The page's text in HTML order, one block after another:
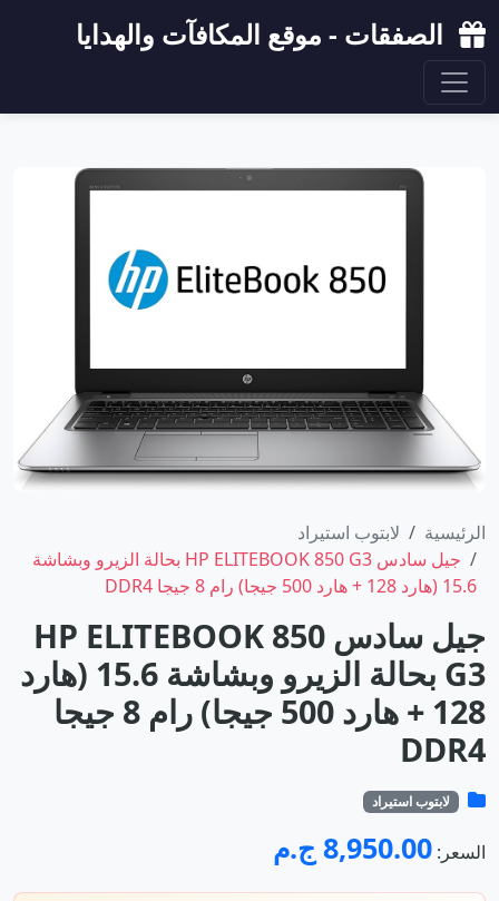
الصفقات - موقع المكافآت والهدايا
الرئيسية
لابتوب استيراد
جيل سادس HP ELITEBOOK 850 G3 بحالة الزيرو وبشاشة
15.6 (هارد 128 + هارد 500 جيجا) رام 8 جيجا DDR4
جيل سادس HP ELITEBOOK 850
G3 بحالة الزيرو وبشاشة 15.6 (هارد
128 + هارد 500 جيجا) رام 8 جيجا
DDR4
لابتوب استيراد
السعر: 8,950.00 ج.م